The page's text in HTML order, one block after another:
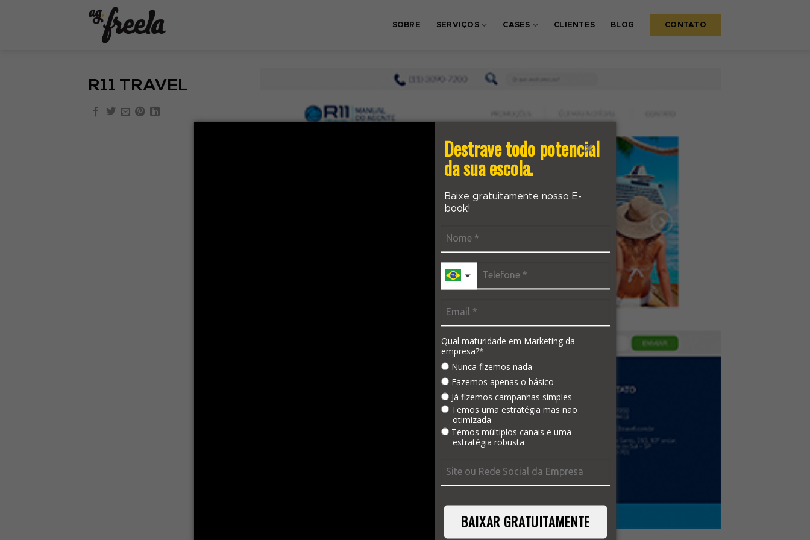
Destrave todo potencial
da sua escola.
Baixe gratuitamente nosso E-
book!
Qual maturidade em Marketing da
empresa?*
Nunca fizemos nada
Fazemos apenas o básico
Já fizemos campanhas simples
Temos uma estratégia mas não
otimizada
Temos múltiplos canais e uma
estratégia robusta
BAIXAR GRATUITAMENTE
SOBRE SERVIÇOS CASES CLIENTES BLOG CONTATO
R11 TRAVEL